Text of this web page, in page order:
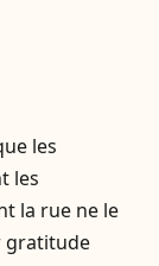
les
les
la rue ne le
gratitude